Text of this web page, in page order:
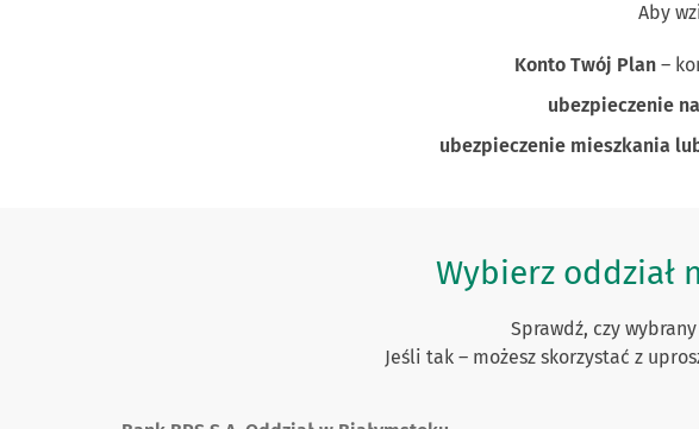
Aby
Konto Twój Plan –
ubezpieczenie
ubezpieczenie mieszkania
Wybierz oddział
Sprawdź, czy
Jeśli tak – możesz skorzystać z